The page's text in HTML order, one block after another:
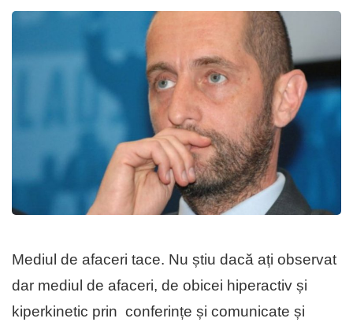
Mediul de afaceri tace. Nu știu dacă ați observat
dar mediul de afaceri, de obicei hiperactiv și
kiperkinetic prin conferințe și comunicate și